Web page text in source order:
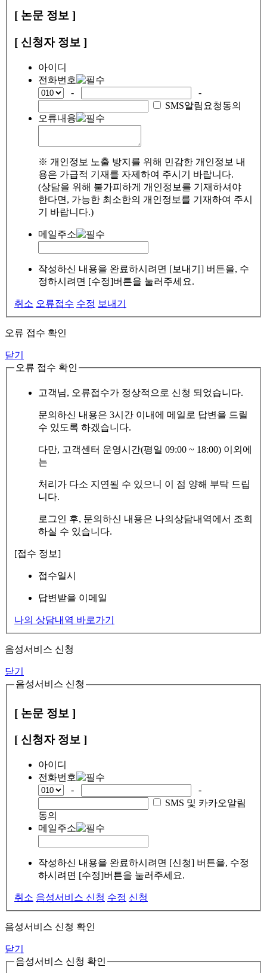
[ 논문 정보 ]
[ 신청자 정보 ]
아이디
전화번호
-
-
SMS알림요청동의
오류내용
※ 개인정보 노출 방지를 위해 민감한 개인정보 내
용은 가급적 기재를 자제하여 주시기 바랍니다.
(상담을 위해 불가피하게 개인정보를 기재하셔야
한다면, 가능한 최소한의 개인정보를 기재하여 주시
기 바랍니다.)
메일주소
작성하신 내용을 완료하시려면 [보내기] 버튼을, 수
정하시려면 [수정]버튼을 눌러주세요.
취소 오류접수 수정 보내기
오류 접수 확인
닫기
오류 접수 확인
고객님, 오류접수가 정상적으로 신청 되었습니다.
문의하신 내용은 3시간 이내에 메일로 답변을 드릴
수 있도록 하겠습니다.
다만, 고객센터 운영시간(평일 09:00 ~ 18:00) 이외에
는
처리가 다소 지연될 수 있으니 이 점 양해 부탁 드립
니다.
로그인 후, 문의하신 내용은 나의상담내역에서 조회
하실 수 있습니다.
[접수 정보]
접수일시
답변받을 이메일
나의 상담내역 바로가기
음성서비스 신청
닫기
음성서비스 신청
[ 논문 정보 ]
[ 신청자 정보 ]
아이디
전화번호
-
-
SMS 및 카카오알림
동의
메일주소
작성하신 내용을 완료하시려면 [신청] 버튼을, 수정
하시려면 [수정]버튼을 눌러주세요.
취소 음성서비스 신청 수정 신청
음성서비스 신청 확인
닫기
음성서비스 신청 확인